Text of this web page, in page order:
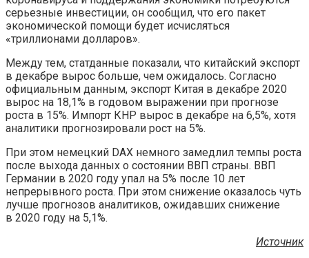
серьезные инвестиции, он сообщил, что его пакет
экономической помощи будет исчисляться
«триллионами долларов».
Между тем, статданные показали, что китайский экспорт
в декабре вырос больше, чем ожидалось. Согласно
официальным данным, экспорт Китая в декабре 2020
вырос на 18,1% в годовом выражении при прогнозе
роста в 15%. Импорт КНР вырос в декабре на 6,5%, хотя
аналитики прогнозировали рост на 5%.
При этом немецкий DAX немного замедлил темпы роста
после выхода данных о состоянии ВВП страны. ВВП
Германии в 2020 году упал на 5% после 10 лет
непрерывного роста. При этом снижение оказалось чуть
лучше прогнозов аналитиков, ожидавших снижение
в 2020 году на 5,1%.
Источник